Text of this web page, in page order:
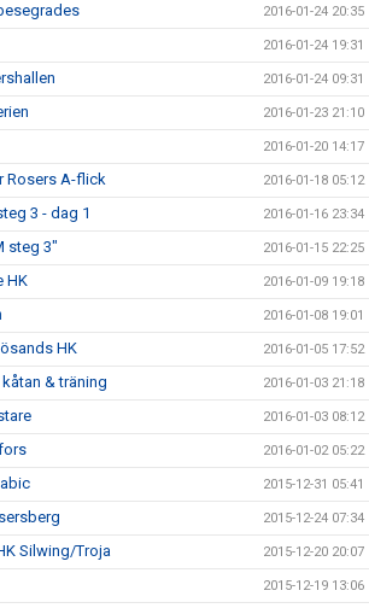
2016-01-24 20:35
2016-01-24 19:31
2016-01-24 09:31
2016-01-23 21:10
2016-01-20 14:17
Rosers A-flick 2016-01-18 05:12
3 - dag 1 2016-01-16 23:34
steg 3" 2016-01-15 22:25
HK 2016-01-09 19:18
2016-01-08 19:01
HK 2016-01-05 17:52
& träning 2016-01-03 21:18
2016-01-03 08:12
2016-01-02 05:22
2015-12-31 05:41
2015-12-24 07:34
Silwing/Troja 2015-12-20 20:07
2015-12-19 13:06